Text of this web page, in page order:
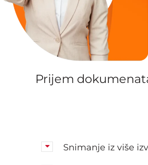
Prijem
Snimanje iz više